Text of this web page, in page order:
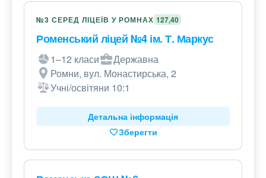
№3 СЕРЕД ЛІЦЕЇВ У РОМНАХ 127,40
Роменський ліцей №4 ім. Т. Маркус
1–12 класи
Державна
Ромни, вул. Монастирська, 2
Учні/освітяни 10:1
Детальна інформація
Зберегти